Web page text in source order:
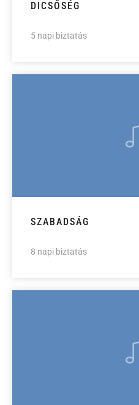
DICSŐSÉG
5 napi biztatás
SZABADSÁG
8 napi biztatás